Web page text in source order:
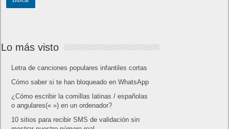
Lo más visto
Letra de canciones populares infantiles cortas
Cómo saber si te han bloqueado en WhatsApp
¿Cómo escribir la comillas latinas / españolas
o angulares(« ») en un ordenador?
10 sitios para recibir SMS de validación sin